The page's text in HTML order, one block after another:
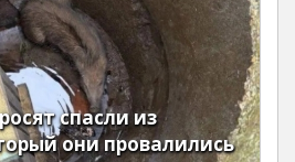
спасли из
они провалились